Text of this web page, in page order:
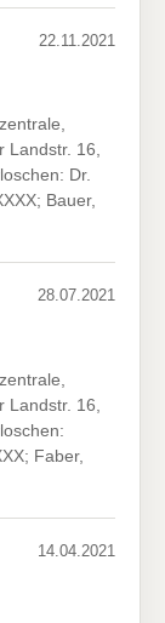
22.11.2021
16,
Dr.
Bauer,
28.07.2021
16,
Faber,
14.04.2021